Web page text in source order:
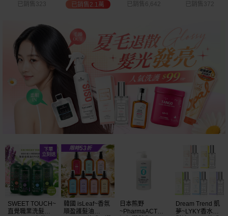
已銷售323 已銷售2.1萬 已銷售6,642 已銷售372
SWEET TOUCH~
直覺職業洗髮精
韓國 isLeaf~香氛
順盈護髮油
日本熊野
~PharmaACT無
Dream Trend 凱
夢~LYKY香水護